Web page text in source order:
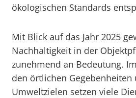
ökologischen Standards
Mit Blick auf das Jahr 2025
Nachhaltigkeit in der
zunehmend an Bedeutung.
den örtlichen Gegebenheiten
Umweltzielen setzen viele